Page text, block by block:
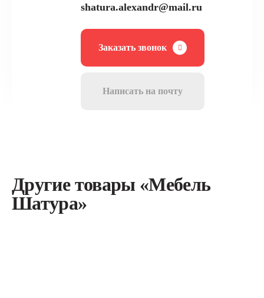
shatura.alexandr@mail.ru
Заказать звонок
Написать на почту
Другие товары «Мебель
Шатура»